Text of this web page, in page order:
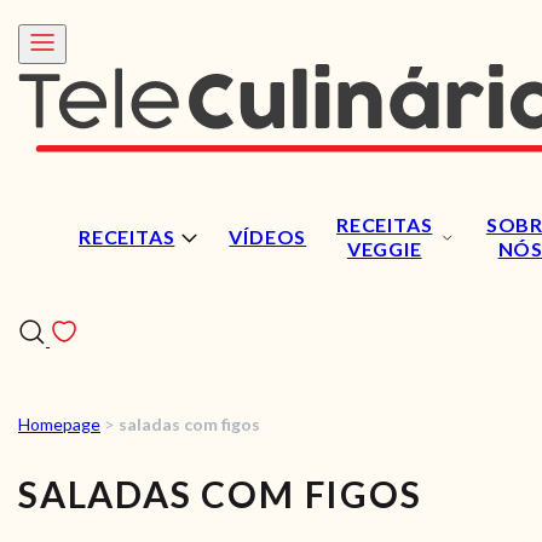
RECEITAS VÍDEOS
RECEITAS
VEGGIE
NÓS
RECEITAS
VÍDEOS
Homepage > saladas com figos
SALADAS COM FIGOS